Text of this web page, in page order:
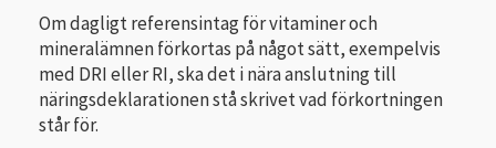
Om dagligt referensintag för vitaminer och
mineralämnen förkortas på något sätt, exempelvis
med DRI eller RI, ska det i nära anslutning till
näringsdeklarationen stå skrivet vad förkortningen
står för.